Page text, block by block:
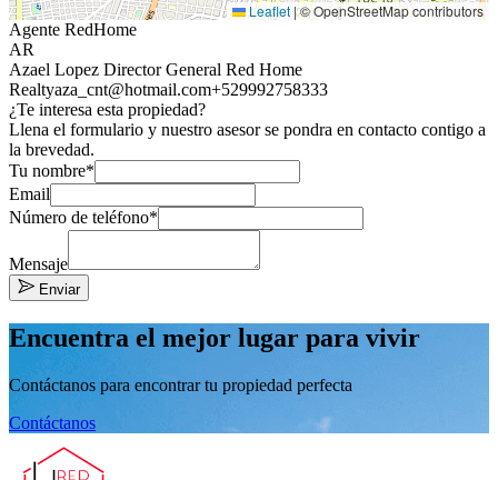
Leaflet |© OpenStreetMap contributors
Agente RedHome
AR
Azael Lopez Director General Red Home
Realtyaza_cnt@hotmail.com+529992758333
¿Te interesa esta propiedad?
Llena el formulario y nuestro asesor se pondra en contacto contigo a
la brevedad.
Tu nombre*
Email
Número de teléfono*
Mensaje
Enviar
Encuentra el mejor lugar para vivir
Contáctanos para encontrar tu propiedad perfecta
Contáctanos